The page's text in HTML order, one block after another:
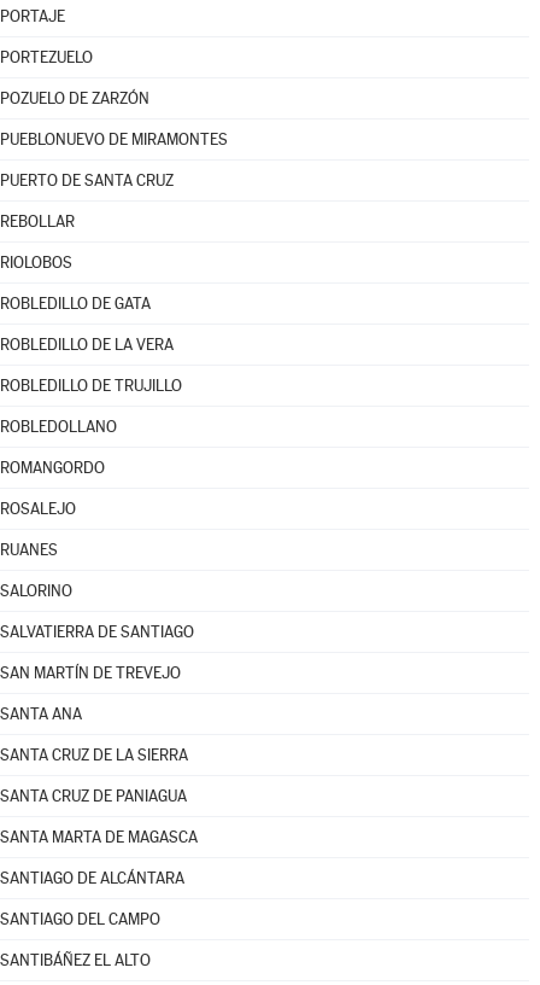
PORTAJE
PORTEZUELO
POZUELO DE ZARZÓN
PUEBLONUEVO DE MIRAMONTES
PUERTO DE SANTA CRUZ
REBOLLAR
RIOLOBOS
ROBLEDILLO DE GATA
ROBLEDILLO DE LA VERA
ROBLEDILLO DE TRUJILLO
ROBLEDOLLANO
ROMANGORDO
ROSALEJO
RUANES
SALORINO
SALVATIERRA DE SANTIAGO
SAN MARTÍN DE TREVEJO
SANTA ANA
SANTA CRUZ DE LA SIERRA
SANTA CRUZ DE PANIAGUA
SANTA MARTA DE MAGASCA
SANTIAGO DE ALCÁNTARA
SANTIAGO DEL CAMPO
SANTIBÁÑEZ EL ALTO